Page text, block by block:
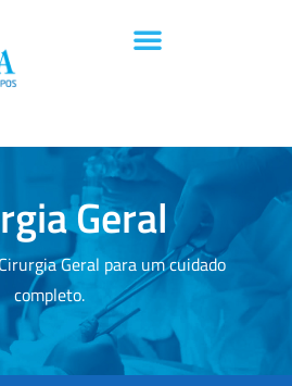
Geral
Geral para um cuidado
completo.